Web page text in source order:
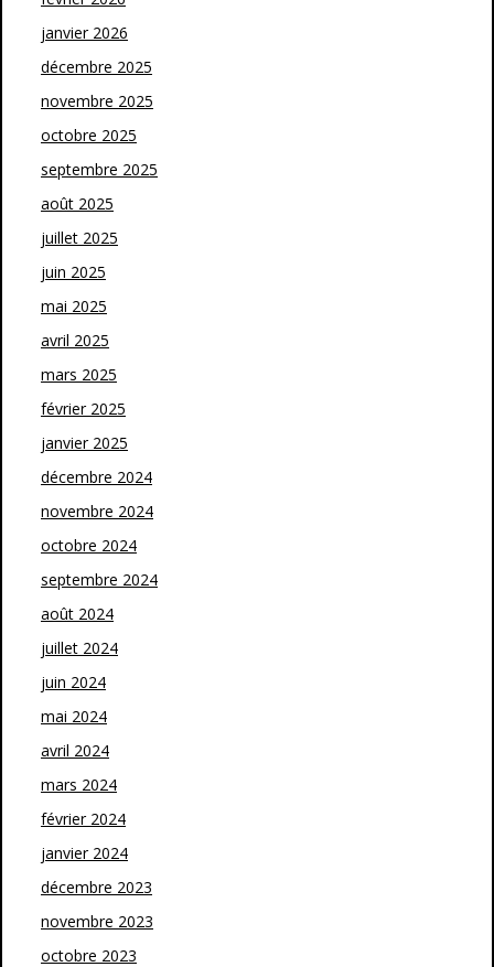
janvier 2026
décembre 2025
novembre 2025
octobre 2025
septembre 2025
août 2025
juillet 2025
juin 2025
mai 2025
avril 2025
mars 2025
février 2025
janvier 2025
décembre 2024
novembre 2024
octobre 2024
septembre 2024
août 2024
juillet 2024
juin 2024
mai 2024
avril 2024
mars 2024
février 2024
janvier 2024
décembre 2023
novembre 2023
octobre 2023